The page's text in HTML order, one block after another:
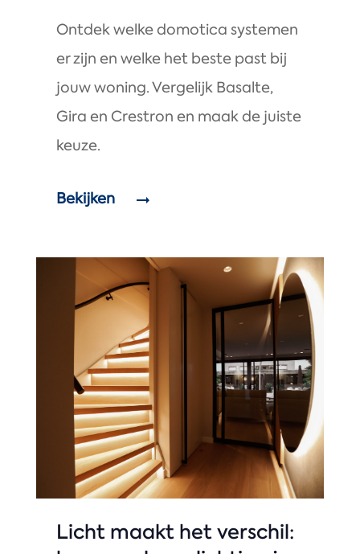
Ontdek welke domotica systemen
er zijn en welke het beste past bij
jouw woning. Vergelijk Basalte,
Gira en Crestron en maak de juiste
keuze.
Bekijken
Licht maakt het verschil: